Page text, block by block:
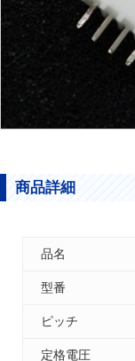
商品詳細
品名
型番
ピッチ
定格電圧